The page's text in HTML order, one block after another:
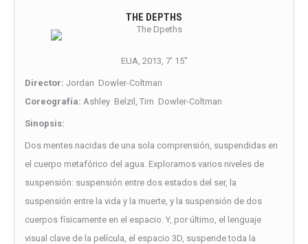
THE DEPTHS
EUA, 2013, 7’ 15″
Director: Jordan Dowler-Coltman
Coreografía: Ashley Belzil, Tim Dowler-Coltman
Sinopsis:
Dos mentes nacidas de una sola comprensión, suspendidas en
el cuerpo metafórico del agua. Exploramos varios niveles de
suspensión: suspensión entre dos estados del ser, la
suspensión entre la vida y la muerte, y la suspensión de dos
cuerpos físicamente en el espacio. Y, por último, el lenguaje
visual clave de la película, el espacio 3D, suspende toda la